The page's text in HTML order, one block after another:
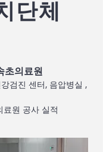
단체
초의료원
검진 센터, 음압병실 ,
료원 공사 실적